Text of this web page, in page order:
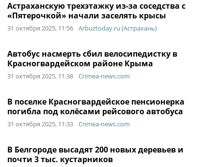
Астраханскую трехэтажку из-за соседства с
«Пятерочкой» начали заселять крысы
31 октября 2025, 11:56 Arbuztoday.ru (Астрахань)
Автобус насмерть сбил велосипедистку в
Красногвардейском районе Крыма
31 октября 2025, 11:38 Crimea-news.com
В поселке Красногвардейское пенсионерка
погибла под колёсами рейсового автобуса
31 октября 2025, 11:33 Crimea-news.com
В Белгороде высадят 200 новых деревьев и
почти 3 тыс. кустарников